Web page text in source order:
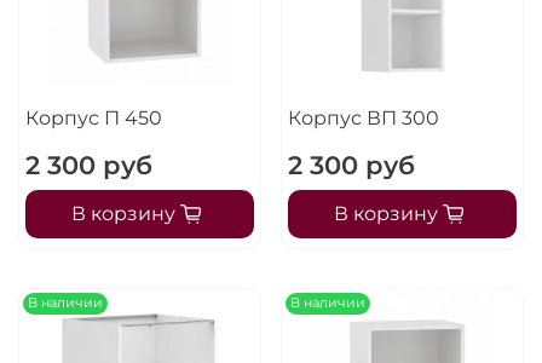
Корпус П 450
2 300 руб
В корзину
Корпус ВП 300
2 300 руб
В корзину
В наличии В наличии